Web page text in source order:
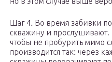
Шаг 4. Во время забивки
скважину и прослушивают.
чтобы не пробурить мимо
производится так: через